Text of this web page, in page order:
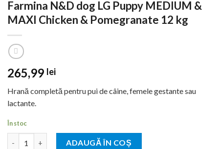
Farmina N&D dog LG Puppy MEDIUM &
MAXI Chicken & Pomegranate 12 kg
265,99 lei
Hrană completă pentru pui de câine, femele gestante sau
lactante.
În stoc
Cantitate Farmina N&D dog LG Puppy MEDIUM & MAXI
ADAUGĂ ÎN COȘ